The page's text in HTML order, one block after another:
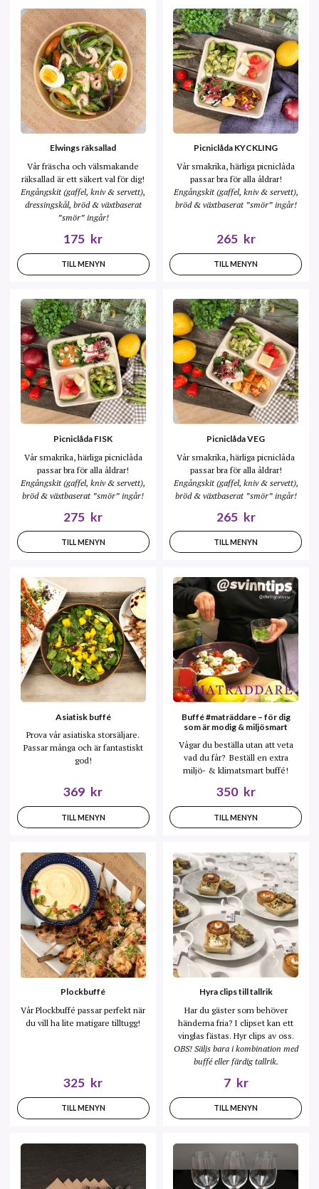
Elwings räksallad
Vår fräscha och välsmakande
räksallad är ett säkert val för dig!
Engångskit (gaffel, kniv & servett),
dressingskål, bröd & växtbaserat
”smör” ingår!
175 kr
TILL MENYN
Picniclåda KYCKLING
Vår smakrika, härliga picniclåda
passar bra för alla åldrar!
Engångskit (gaffel, kniv & servett),
bröd & växtbaserat ”smör” ingår!
265 kr
TILL MENYN
Picniclåda FISK
Vår smakrika, härliga picniclåda
passar bra för alla åldrar!
Engångskit (gaffel, kniv & servett),
bröd & växtbaserat ”smör” ingår!
275 kr
TILL MENYN
Picniclåda VEG
Vår smakrika, härliga picniclåda
passar bra för alla åldrar!
Engångskit (gaffel, kniv & servett),
bröd & växtbaserat ”smör” ingår!
265 kr
TILL MENYN
Asiatisk buffé
Prova vår asiatiska storsäljare.
Passar många och är fantastiskt
god!
369 kr
TILL MENYN
Buffé #maträddare – för dig
som är modig & miljösmart
Vågar du beställa utan att veta
vad du får? Beställ en extra
miljö- & klimatsmart buffé!
350 kr
TILL MENYN
Plockbuffé
Vår Plockbuffé passar perfekt när
du vill ha lite matigare tilltugg!
325 kr
TILL MENYN
Hyra clips till tallrik
Har du gäster som behöver
händerna fria? I clipset kan ett
vinglas fästas. Hyr clips av oss.
OBS! Säljs bara i kombination med
buffé eller färdig tallrik.
7 kr
TILL MENYN